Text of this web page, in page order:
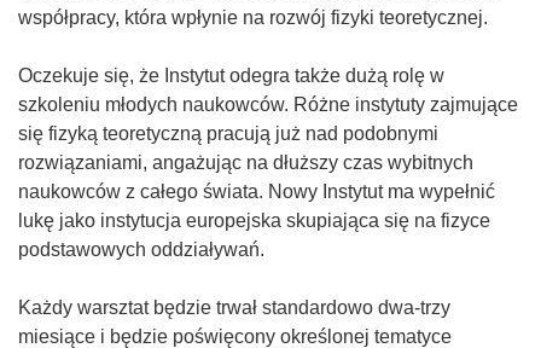
współpracy, która wpłynie na rozwój fizyki teoretycznej.
Oczekuje się, że Instytut odegra także dużą rolę w
szkoleniu młodych naukowców. Różne instytuty zajmujące
się fizyką teoretyczną pracują już nad podobnymi
rozwiązaniami, angażując na dłuższy czas wybitnych
naukowców z całego świata. Nowy Instytut ma wypełnić
lukę jako instytucja europejska skupiająca się na fizyce
podstawowych oddziaływań.
Każdy warsztat będzie trwał standardowo dwa-trzy
miesiące i będzie poświęcony określonej tematyce